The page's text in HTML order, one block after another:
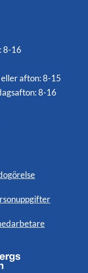
8-16
afton: 8-15
8-16